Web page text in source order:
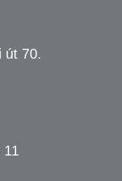
út 70.
11